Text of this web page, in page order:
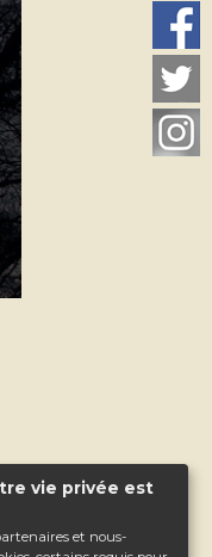
vie privée est
et nous-